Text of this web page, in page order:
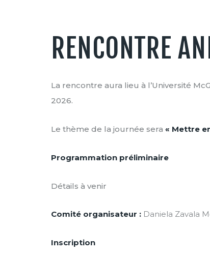
RENCONTRE
La rencontre aura lieu à l’Université
2026.
Le thème de la journée sera « Mettre
Programmation préliminaire
Détails à venir
Comité organisateur : Daniela Zavala
Inscription